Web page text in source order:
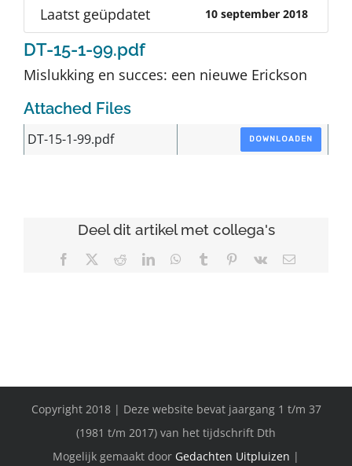
Laatst geüpdatet 10 september 2018
DT-15-1-99.pdf
Mislukking en succes: een nieuwe Erickson
Attached Files
DT-15-1-99.pdf DOWNLOADEN
Deel dit artikel met collega's
Facebook RedditLinkedInWhatsApp
Tumblr Pinterest
Vk
E-
Copyright 2018 | Deze website bevat jaargang 1 t/m 37
(1981 t/m 2017) van het tijdschrift Dth
Mogelijk gemaakt door Gedachten Uitpluizen |